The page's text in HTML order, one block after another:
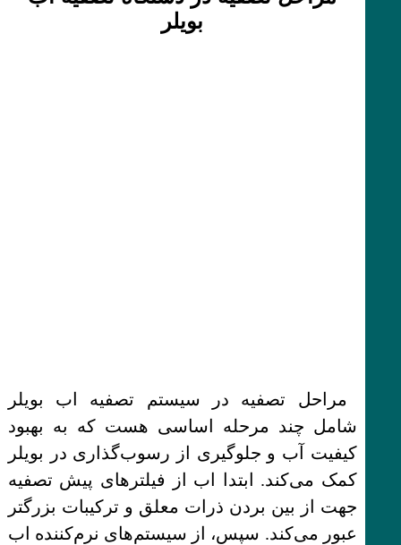
بویلر
مراحل تصفیه در سیستم تصفیه اب بویلر
شامل چند مرحله اساسی هست که به بهبود
کیفیت آب و جلوگیری از رسوب‌گذاری در بویلر
کمک می‌کند. ابتدا اب از فیلترهای پیش تصفیه
جهت از بین بردن ذرات معلق و ترکیبات بزرگتر
عبور می‌کند. سپس، از سیستم‌های نرم‌کننده اب